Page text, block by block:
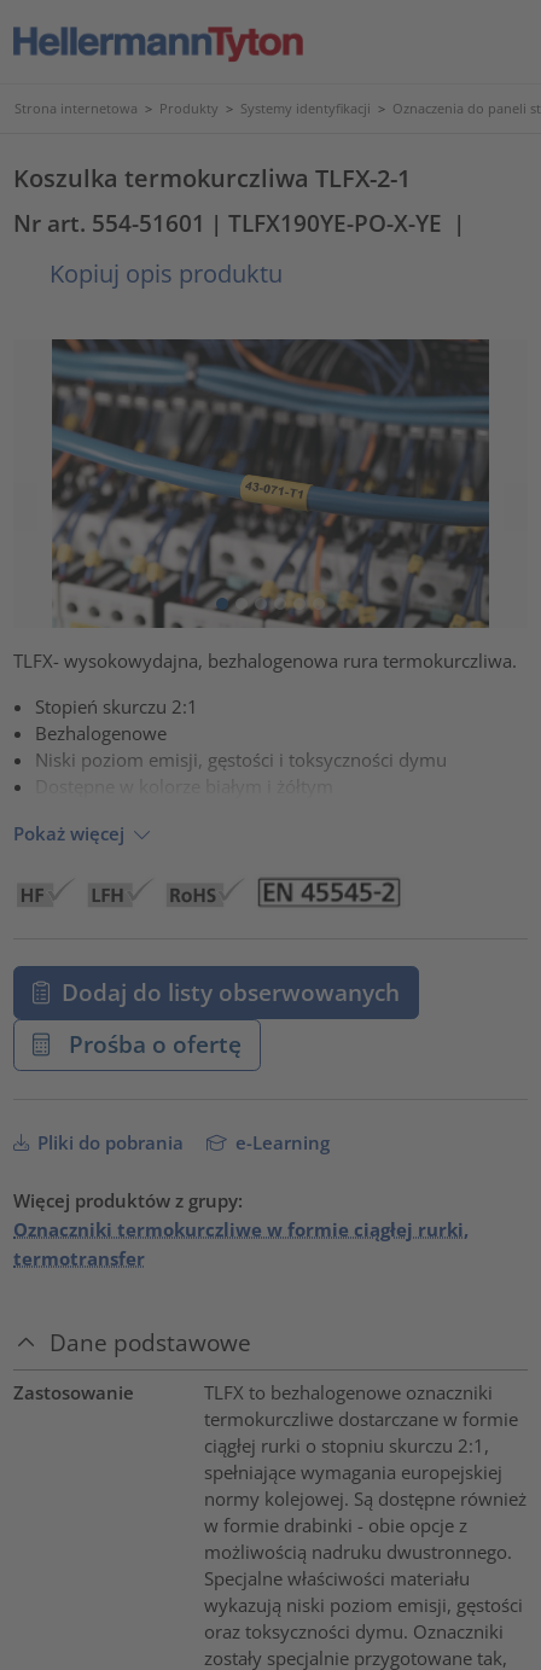
Strona internetowa > Produkty > Systemy identyfikacji > Oznaczenia do paneli
Koszulka termokurczliwa TLFX-2-1
Nr art. 554-51601 | TLFX190YE-PO-X-YE |
Kopiuj opis produktu
TLFX- wysokowydajna, bezhalogenowa rura termokurczliwa.
Stopień skurczu 2:1
Bezhalogenowe
Niski poziom emisji, gęstości i toksyczności dymu
Pokaż więcej
Dodaj do listy obserwowanych
Prośba o ofertę
Pliki do pobrania e-Learning
Więcej produktów z grupy:
Oznaczniki termokurczliwe w formie ciągłej rurki,
termotransfer
Dane podstawowe
Zastosowanie
TLFX to bezhalogenowe oznaczniki
termokurczliwe dostarczane w formie
ciągłej rurki o stopniu skurczu 2:1,
spełniające wymagania europejskiej
normy kolejowej. Są dostępne również
w formie drabinki - obie opcje z
możliwością nadruku dwustronnego.
Specjalne właściwości materiału
wykazują niski poziom emisji, gęstości
oraz toksyczności dymu. Oznaczniki
zostały specjalnie przygotowane tak,